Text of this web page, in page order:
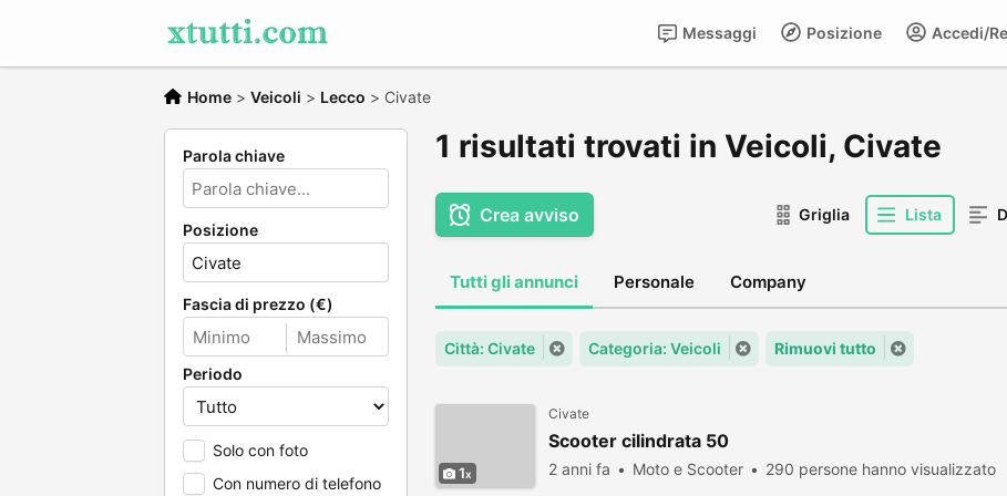
Accedi/
Posizione
Messaggi
Home > Veicoli > Lecco > Civate
Parola chiave
Posizione
Fascia di prezzo (€)
Periodo
Solo con foto
Con numero di telefono
1 risultati trovati in Veicoli, Civate
Crea avviso Griglia Lista
Tutti gli annunci Personale Company
Città: Civate Categoria: Veicoli Rimuovi tutto
1
Civate
Scooter cilindrata 50
2 anni fa Moto e Scooter 290 persone hanno visualizzato